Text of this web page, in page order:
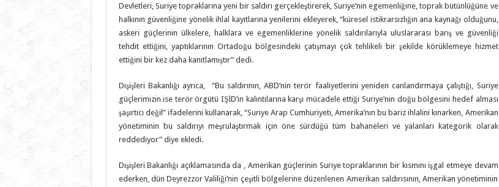
Devletleri, Suriye topraklarına yeni bir saldırı gerçekleştirerek, Suriye’nin egemenliğine, toprak bütünlüğüne ve
halkının güvenliğine yönelik ihlal kayıtlarına yenilerini ekleyerek, “küresel istikrarsızlığın ana kaynağı olduğunu,
askeri güçlerinin ülkelere, halklara ve egemenliklerine yönelik saldırılarıyla uluslararası barış ve güvenliği
tehdit ettiğini, yaptıklarının Ortadoğu bölgesindeki çatışmayı çok tehlikeli bir şekilde körüklemeye hizmet
ettiğini bir kez daha kanıtlamıştır” dedi.
Dışişleri Bakanlığı ayrıca, “Bu saldırının, ABD’nin terör faaliyetlerini yeniden canlandırmaya çalıştığı, Suriye
güçlerimizin ise terör örgütü IŞİD’in kalıntılarına karşı mücadele ettiği Suriye’nin doğu bölgesini hedef alması
şaşırtıcı değil” ifadelerini kullanarak, “Suriye Arap Cumhuriyeti, Amerika’nın bu bariz ihlalini kınarken, Amerikan
yönetiminin bu saldırıyı meşrulaştırmak için öne sürdüğü tüm bahaneleri ve yalanları kategorik olarak
reddediyor” diye ekledi.
Dışişleri Bakanlığı açıklamasında da , Amerikan güçlerinin Suriye topraklarının bir kısmını işgal etmeye devam
ederken, dün Deyrezzor Valiliği’nin çeşitli bölgelerine düzenlenen Amerikan saldırısının, Amerikan yönetiminin